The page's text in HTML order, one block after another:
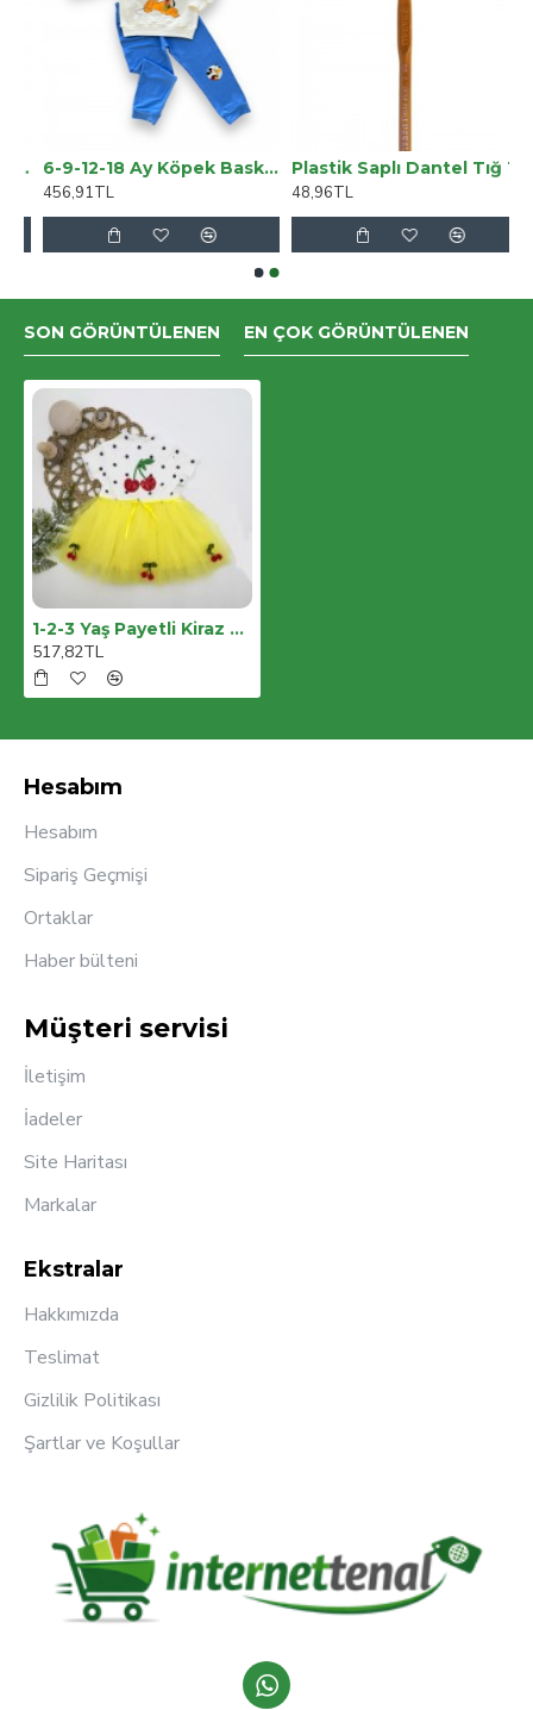
6-9-12-18 Ay Köpek Baskılı Pamuk Penye Kumaş Erkek Bebek Takımı
456,91TL
Plastik Saplı Dantel Tığ 11 Numara
48,96TL
SON GÖRÜNTÜLENEN EN ÇOK GÖRÜNTÜLENEN
1-2-3 Yaş Payetli Kiraz Nakışlı Kiraz Etekli Kız Bebek Tütü Elbisesi
517,82TL
Hesabım
Hesabım
Sipariş Geçmişi
Ortaklar
Haber bülteni
Müşteri servisi
İletişim
İadeler
Site Haritası
Markalar
Ekstralar
Hakkımızda
Teslimat
Gizlilik Politikası
Şartlar ve Koşullar